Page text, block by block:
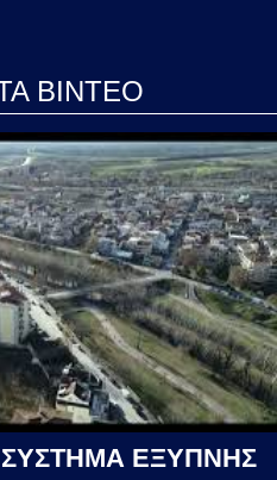
ΒΙΝΤΕΟ
ΕΞΥΠΝΗΣ